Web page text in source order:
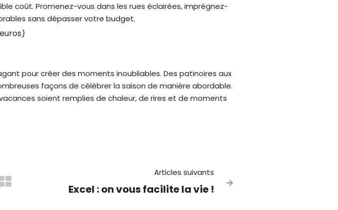
coût. Promenez-vous dans les rues éclairées, imprégnez-
sans dépasser votre budget.
pour créer des moments inoubliables. Des patinoires aux
façons de célébrer la saison de manière abordable.
soient remplies de chaleur, de rires et de moments
Articles suivants
Excel : on vous facilite la vie ! 